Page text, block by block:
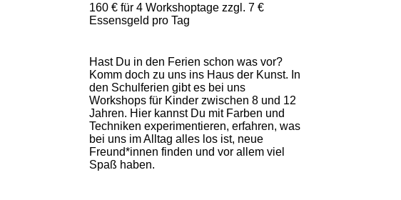
160 € für 4 Workshoptage zzgl. 7 €
Essensgeld pro Tag
Hast Du in den Ferien schon was vor?
Komm doch zu uns ins Haus der Kunst. In
den Schulferien gibt es bei uns
Workshops für Kinder zwischen 8 und 12
Jahren. Hier kannst Du mit Farben und
Techniken experimentieren, erfahren, was
bei uns im Alltag alles los ist, neue
Freund*innen finden und vor allem viel
Spaß haben.